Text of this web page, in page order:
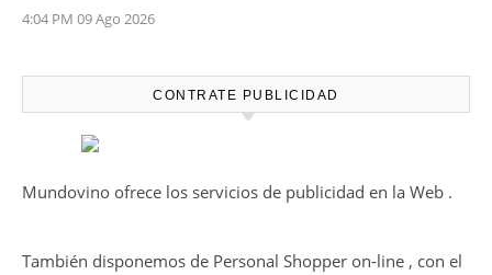
4:04 PM 09 Ago 2026
CONTRATE PUBLICIDAD
Mundovino ofrece los servicios de publicidad en la Web .
También disponemos de Personal Shopper on-line , con el